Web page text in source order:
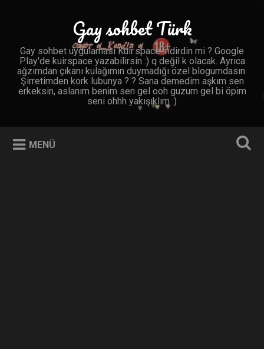
Gay sohbet Türk
Gay sohbet uygulaması Kuir.space indirdin mi ? Google
Play'de kuirspace yazabilirsin :) q değil k olacak. Ayrıca
ağzımdan çıkanı kulağımın duymadığı özel blogumdasın.
Şirretimden kork lubunya ? ? Sana demedim aşkım sen
erkeksin, aslanım benim sen gel ooh guzum gel bi öpim
seni ohhh yakışıklım :)
MENÜ